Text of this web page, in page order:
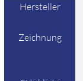
Hersteller
Zeichnung